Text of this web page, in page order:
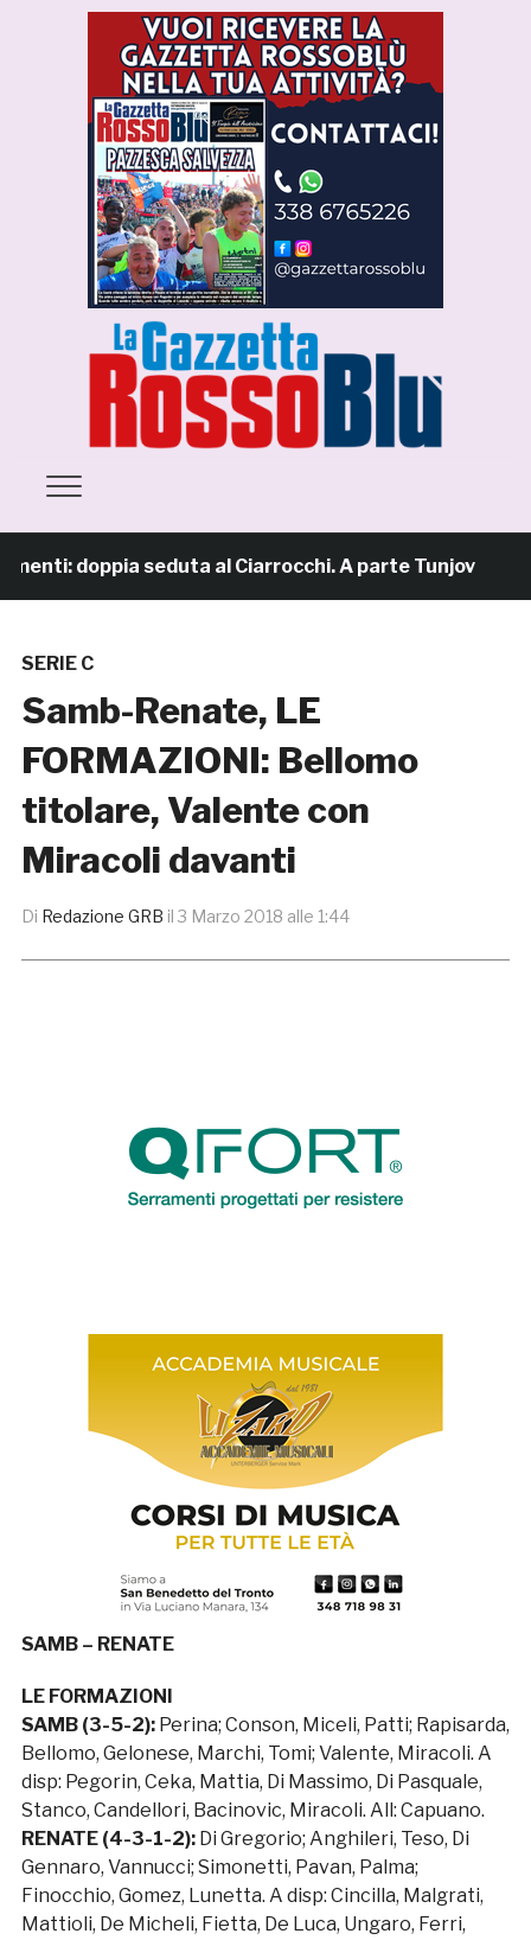
doppia seduta al Ciarrocchi. A parte Tunjov
SERIE C
Samb-Renate, LE
FORMAZIONI: Bellomo
titolare, Valente con
Miracoli davanti
Di Redazione GRB il 3 Marzo 2018 alle 1:44
SAMB – RENATE
LE FORMAZIONI
SAMB (3-5-2):Perina; Conson, Miceli, Patti; Rapisarda,
Bellomo, Gelonese, Marchi, Tomi; Valente, Miracoli. A
disp: Pegorin, Ceka, Mattia, Di Massimo, Di Pasquale,
Stanco, Candellori, Bacinovic, Miracoli. All: Capuano.
RENATE (4-3-1-2):Di Gregorio; Anghileri, Teso, Di
Gennaro, Vannucci; Simonetti, Pavan, Palma;
Finocchio, Gomez, Lunetta. A disp: Cincilla, Malgrati,
Mattioli, De Micheli, Fietta, De Luca, Ungaro, Ferri,